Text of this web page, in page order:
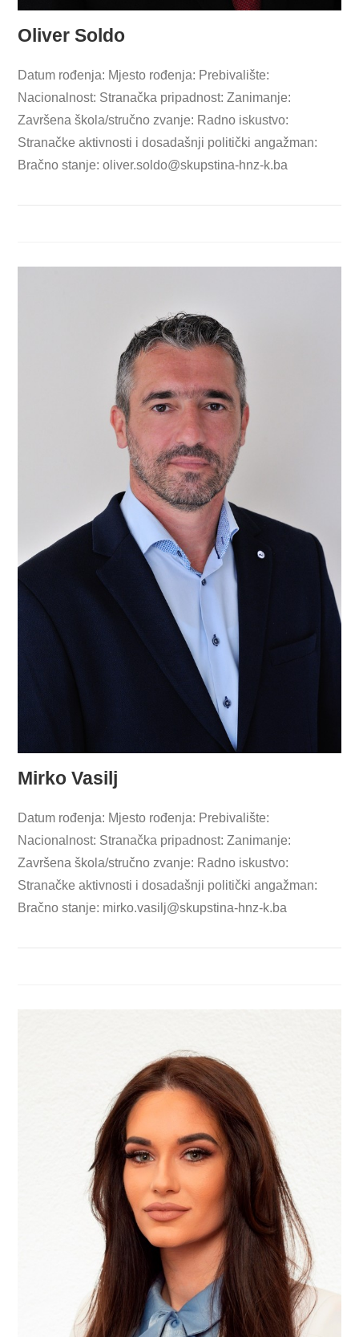
Oliver Soldo
Datum rođenja: Mjesto rođenja: Prebivalište:
Nacionalnost: Stranačka pripadnost: Zanimanje:
Završena škola/stručno zvanje: Radno iskustvo:
Stranačke aktivnosti i dosadašnji politički angažman:
Bračno stanje:oliver.soldo@skupstina-hnz-k.ba
Mirko Vasilj
Datum rođenja: Mjesto rođenja: Prebivalište:
Nacionalnost: Stranačka pripadnost: Zanimanje:
Završena škola/stručno zvanje: Radno iskustvo:
Stranačke aktivnosti i dosadašnji politički angažman:
Bračno stanje: mirko.vasilj@skupstina-hnz-k.ba